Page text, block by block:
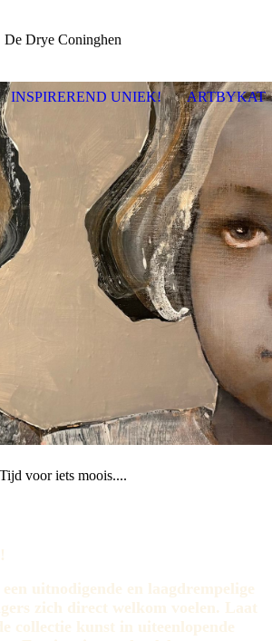
De Drye Coninghen
INSPIREREND UNIEK! ARTBYKAT
Tijd voor iets moois....
uitnodigende en laagdrempelige
zich direct welkom voelen. Laat
collectie kunst in uiteenlopende